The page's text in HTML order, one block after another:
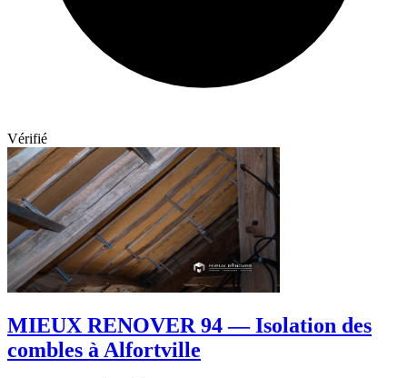
Vérifié
MIEUX RENOVER 94 — Isolation des
combles à Alfortville